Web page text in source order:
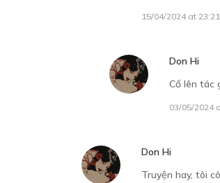
QUYỂN 01 -
"YÊU EM ĐẾN
15/04/2024 at 23:21
Don Hi
Cố lên tác
03/05/2024
Don Hi
Truyện hay, tôi